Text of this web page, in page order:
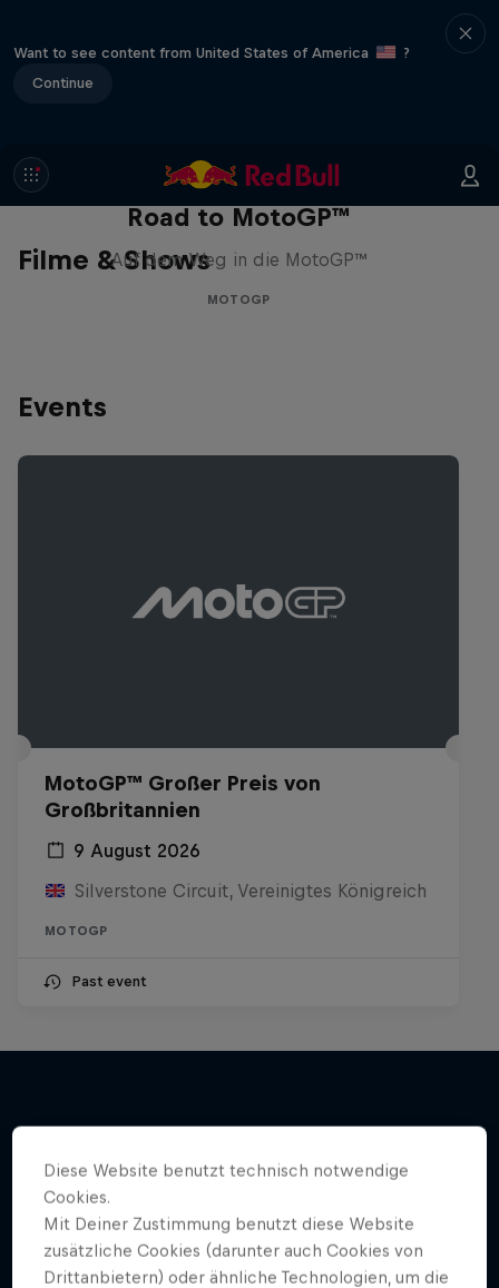
Want to see content from United States of America
?
Continue
Filme & Shows
Road to MotoGP™
Auf dem Weg in die MotoGP™
MOTOGP
Events
MotoGP™ Großer Preis von
Großbritannien
9 August 2026
Silverstone Circuit, Vereinigtes Königreich
MOTOGP
Past event
Diese Website benutzt technisch notwendige
Cookies.
Mit Deiner Zustimmung benutzt diese Website
zusätzliche Cookies (darunter auch Cookies von
Drittanbietern) oder ähnliche Technologien, um die